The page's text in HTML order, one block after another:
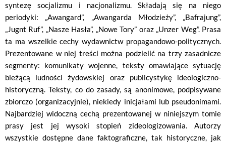
syntezę socjalizmu i nacjonalizmu. Składają się na niego
periodyki: „Awangard”, „Awangarda Młodzieży”, „Bafrajung”,
„Jugnt Ruf”, „Nasze Hasła”, „Nowe Tory” oraz „Unzer Weg”. Prasa
ta ma wszelkie cechy wydawnictw propagandowo-politycznych.
Prezentowane w niej treści można podzielić na trzy zasadnicze
segmenty: komunikaty wojenne, teksty omawiające sytuację
bieżącą ludności żydowskiej oraz publicystykę ideologiczno-
historyczną. Teksty, co do zasady, są anonimowe, podpisywane
zbiorczo (organizacyjnie), niekiedy inicjałami lub pseudonimami.
Najbardziej widoczną cechą prezentowanej w niniejszym tomie
prasy jest jej wysoki stopień zideologizowania. Autorzy
wszystkie dostępne dane faktograficzne, tak historyczne, jak